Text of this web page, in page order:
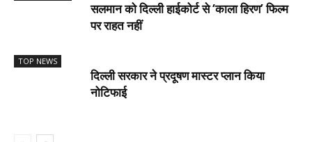
सलमान को दिल्ली हाईकोर्ट से ‘काला हिरण’ फिल्म
पर राहत नहीं
TOP NEWS
दिल्ली सरकार ने प्रदूषण मास्टर प्लान किया
नोटिफाई